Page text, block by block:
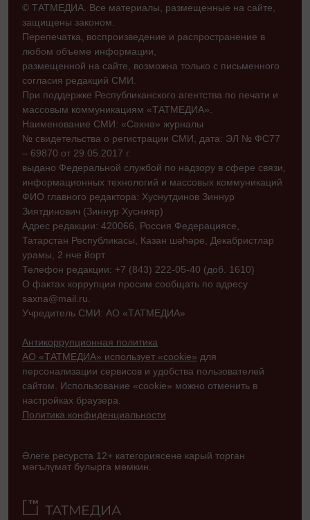
© ТАТМЕДИА. Все материалы, размещенные на сайте,
защищены законом.
Перепечатка, воспроизведение и распространение в
любом объеме информации,
размещенной на сайте, возможна только с письменного
согласия редакций СМИ.
При поддержке Республиканского агентства по печати и
массовым коммуникациям «ТАТМЕДИА».
Наименование СМИ: «Сәхнә» журналы
№ свидетельства о регистрации СМИ, дата: ЭЛ № ФС77
– 69870 от 29.05.2017 г.
выдано Федеральной службой по надзору в сфере связи,
информационных технологий и массовых коммуникаций
ФИО главного редактора: Хуснутдинов Зиннур
Зиятдинович (Зиннур Хуснияр)
Адрес редакции: 420066, Россия Федерациясе,
Татарстан Республикасы, Казан шәһәре, Декабристлар
урамы, 2 нче йорт
Телефон редакции: +7 (843) 222-05-40 (доб. 1610)
О фактах коррупции просим сообщать по адресу
saxna@mail.ru.
Учредитель СМИ: АО «ТАТМЕДИА»
Антикоррупционная политика
АО «ТАТМЕДИА» использует «cookie» для
персонализации сервисов и удобства пользователей
сайтом. Использование «cookie» можно отменить в
настройках браузера.
Политика конфиденциальности
Әлеге ресурста 12+ категориясенә карый торган
мәгълүмат булырга мөмкин.